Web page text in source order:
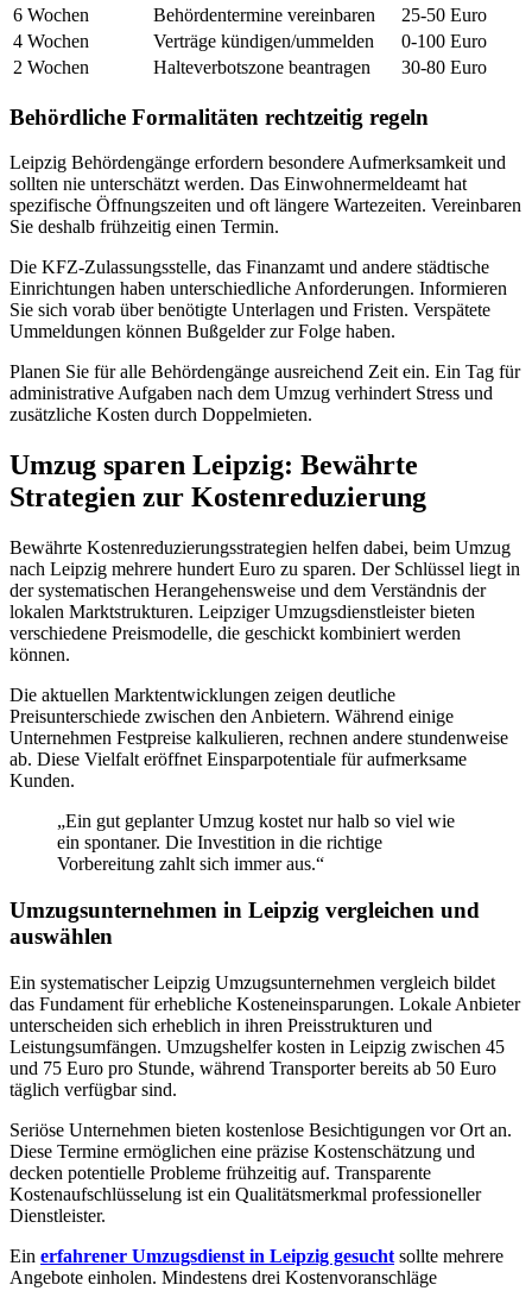
6 Wochen
Behördentermine vereinbaren
25-50 Euro
4 Wochen
Verträge kündigen/ummelden
0-100 Euro
2 Wochen
Halteverbotszone beantragen 30-80 Euro
Behördliche Formalitäten rechtzeitig regeln
Leipzig Behördengänge erfordern besondere Aufmerksamkeit und
sollten nie unterschätzt werden. Das Einwohnermeldeamt hat
spezifische Öffnungszeiten und oft längere Wartezeiten. Vereinbaren
Sie deshalb frühzeitig einen Termin.
Die KFZ-Zulassungsstelle, das Finanzamt und andere städtische
Einrichtungen haben unterschiedliche Anforderungen. Informieren
Sie sich vorab über benötigte Unterlagen und Fristen. Verspätete
Ummeldungen können Bußgelder zur Folge haben.
Planen Sie für alle Behördengänge ausreichend Zeit ein. Ein Tag für
administrative Aufgaben nach dem Umzug verhindert Stress und
zusätzliche Kosten durch Doppelmieten.
Umzug sparen Leipzig: Bewährte
Strategien zur Kostenreduzierung
Bewährte Kostenreduzierungsstrategien helfen dabei, beim Umzug
nach Leipzig mehrere hundert Euro zu sparen. Der Schlüssel liegt in
der systematischen Herangehensweise und dem Verständnis der
lokalen Marktstrukturen. Leipziger Umzugsdienstleister bieten
verschiedene Preismodelle, die geschickt kombiniert werden
können.
Die aktuellen Marktentwicklungen zeigen deutliche
Preisunterschiede zwischen den Anbietern. Während einige
Unternehmen Festpreise kalkulieren, rechnen andere stundenweise
ab. Diese Vielfalt eröffnet Einsparpotentiale für aufmerksame
Kunden.
„Ein gut geplanter Umzug kostet nur halb so viel wie
ein spontaner. Die Investition in die richtige
Vorbereitung zahlt sich immer aus.“
Umzugsunternehmen in Leipzig vergleichen und
auswählen
Ein systematischer Leipzig Umzugsunternehmen vergleich bildet
das Fundament für erhebliche Kosteneinsparungen. Lokale Anbieter
unterscheiden sich erheblich in ihren Preisstrukturen und
Leistungsumfängen. Umzugshelfer kosten in Leipzig zwischen 45
und 75 Euro pro Stunde, während Transporter bereits ab 50 Euro
täglich verfügbar sind.
Seriöse Unternehmen bieten kostenlose Besichtigungen vor Ort an.
Diese Termine ermöglichen eine präzise Kostenschätzung und
decken potentielle Probleme frühzeitig auf. Transparente
Kostenaufschlüsselung ist ein Qualitätsmerkmal professioneller
Dienstleister.
Ein erfahrener Umzugsdienst in Leipzig gesucht sollte mehrere
Angebote einholen. Mindestens drei Kostenvoranschläge